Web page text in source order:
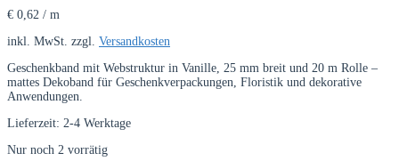
€ 0,62 / m
inkl. MwSt. zzgl. Versandkosten
Geschenkband mit Webstruktur in Vanille, 25 mm breit und 20 m Rolle –
mattes Dekoband für Geschenkverpackungen, Floristik und dekorative
Anwendungen.
Lieferzeit: 2-4 Werktage
Nur noch 2 vorrätig